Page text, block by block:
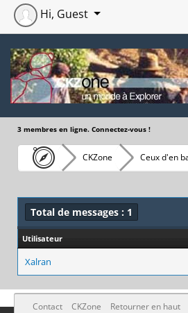
Hi, Guest
3 membres en ligne. Connectez-vous !
CKZone Ceux d'en
Total de messages : 1
Utilisateur
Xalran
Contact CKZone Retourner en haut